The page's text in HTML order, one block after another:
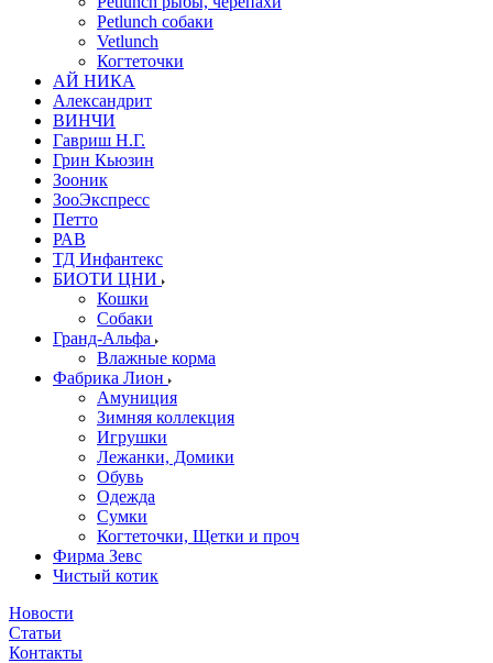
Petlunch собаки
Vetlunch
Когтеточки
АЙ НИКА
Александрит
ВИНЧИ
Гавриш Н.Г.
Грин Кьюзин
Зооник
ЗооЭкспресс
Петто
РАВ
ТД Инфантекс
БИОТИ ЦНИ
Кошки
Собаки
Гранд-Альфа
Влажные корма
Фабрика Лион
Амуниция
Зимняя коллекция
Игрушки
Лежанки, Домики
Обувь
Одежда
Сумки
Когтеточки, Щетки и проч
Фирма Зевс
Чистый котик
Новости
Статьи
Контакты